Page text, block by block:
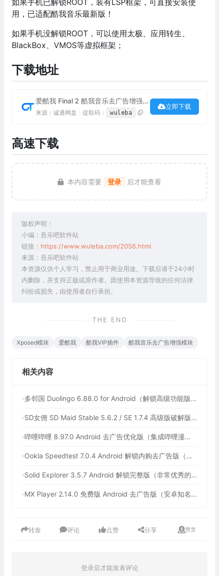
用，已适配酷我音乐最新版！
如果手机没解锁ROOT，可以使用太极、应用转生、
BlackBox、VMOS等虚拟框架；
下载地址
爱酷我 Final 2 酷我音乐去广告增强模块下载
来源：诚通网盘 提取码： wuleba
立即下载
高速下载
本内容需要 登录 后才能查看
版权声明：
小编：吾乐吧软件站
链接： https://www.wuleba.com/2056.html
来源：吾乐吧软件站
本资源仅供个人学习，禁止用于商业用途。下载后请于24小时
内删除，并支持正版或原作者。因使用本资源导致的任何法律
纠纷或损失，由使用者自行承担。
THE END
Xposed模块 爱酷我 酷我VIP插件 酷我音乐去广告增强模块
相关内容
多邻国 Duolingo 6.88.0 for Android（解锁高级功能版，最多人使用的外语学习软件）
SD女佣 SD Maid Stable 5.6.2 / SE 1.7.4 高级版破解版（安卓系统清理工具）
哔哩哔哩 8.97.0 Android 去广告优化版（集成哔哩漫游，免费观看中国大陆以外的版权番剧）
Ookla Speedtest 7.0.4 Android 解锁内购去广告版（最佳手机网速测试工具，支持5G测速软件）
Solid Explorer 3.5.7 Android 解锁完整版（非常优秀的安卓文件管理器）
MX Player 2.14.0 免费版 Android 去广告版（安卓知名的多媒体播放器）
转发 评论 点赞 分享 赞赏
登录后才能发表评论